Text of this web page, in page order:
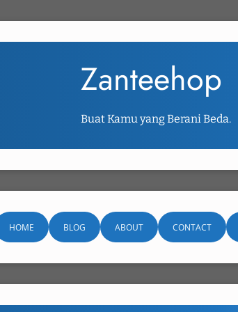
Zanteehop
Buat Kamu yang Berani Beda.
HOME BLOG ABOUT CONTACT